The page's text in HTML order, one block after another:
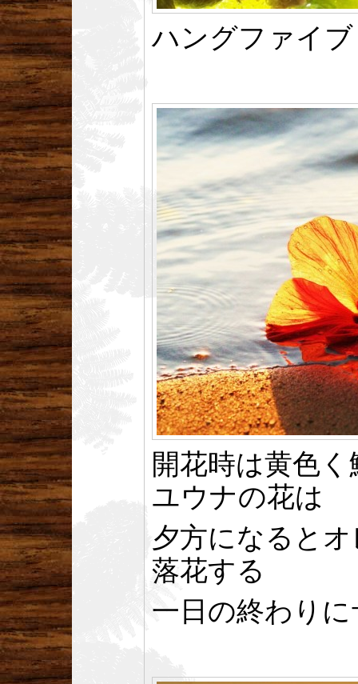
ハングファイブ
開花時は黄色
ユウナの花は
夕方になると
落花する
一日の終わり